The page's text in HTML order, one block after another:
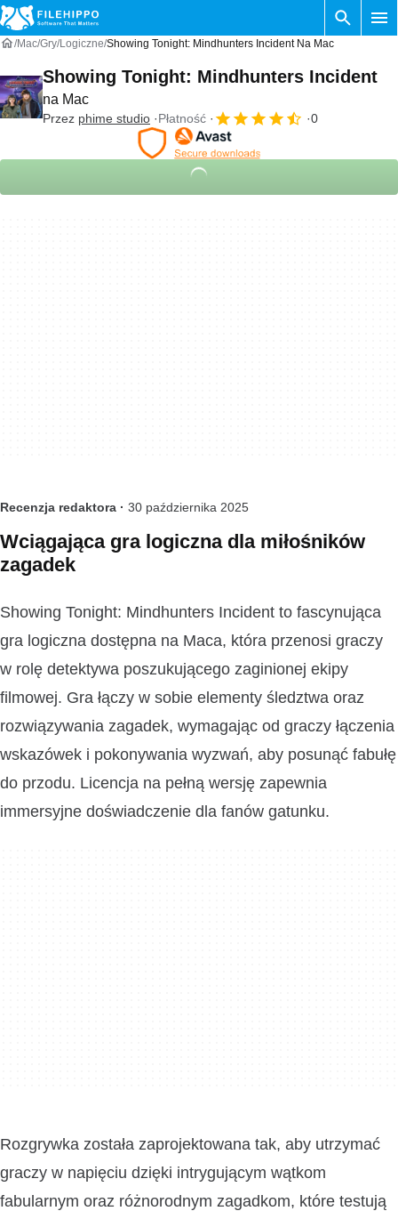
Mac Gry Logiczne Showing Tonight: Mindhunters Incident Na Mac
Showing Tonight: Mindhunters Incident
na Mac
Przez phime studio Płatność 0
Recenzja redaktora · 30 października 2025
Wciągająca gra logiczna dla miłośników
zagadek
Showing Tonight: Mindhunters Incident to fascynująca
gra logiczna dostępna na Maca, która przenosi graczy
w rolę detektywa poszukującego zaginionej ekipy
filmowej. Gra łączy w sobie elementy śledztwa oraz
rozwiązywania zagadek, wymagając od graczy łączenia
wskazówek i pokonywania wyzwań, aby posunąć fabułę
do przodu. Licencja na pełną wersję zapewnia
immersyjne doświadczenie dla fanów gatunku.
Rozgrywka została zaprojektowana tak, aby utrzymać
graczy w napięciu dzięki intrygującym wątkom
fabularnym oraz różnorodnym zagadkom, które testują